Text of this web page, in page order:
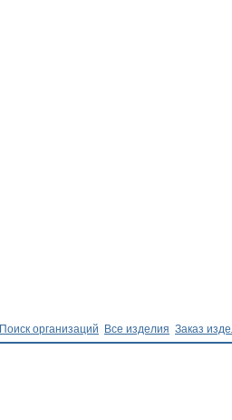
Поиск организаций Все изделия Заказ